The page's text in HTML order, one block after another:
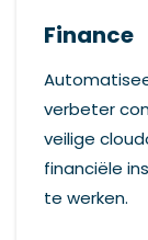
Finance
verbeter
veilige
financiële
te werken.